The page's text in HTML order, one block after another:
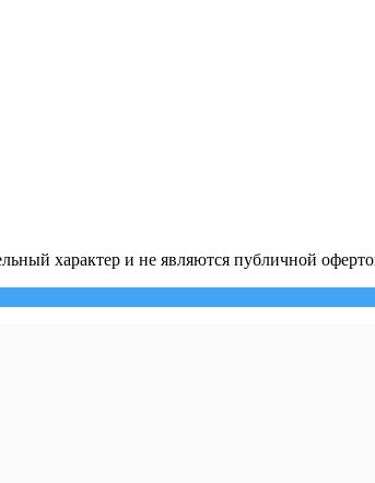
характер и не являются публичной